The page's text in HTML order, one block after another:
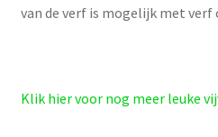
van de verf is mogelijk met verf
Klik hier voor nog meer leuke